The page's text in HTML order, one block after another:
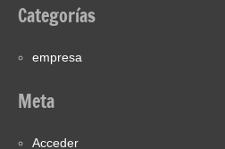
Categorías
empresa
Meta
Acceder